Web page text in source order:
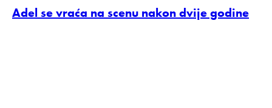
Adel se vraća na scenu nakon dvije godine